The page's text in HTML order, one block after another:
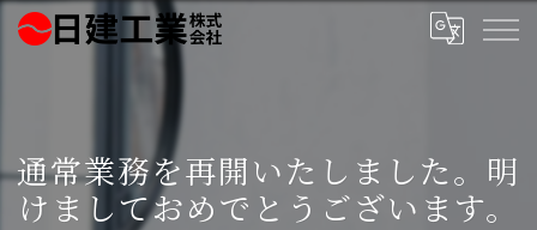
通常業務を再開いたしました。明
けましておめでとうございます。